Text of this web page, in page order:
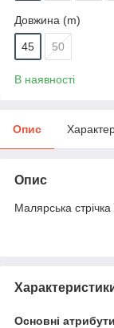
Довжина (m)
45 50
В наявності
Опис
Опис
Малярська
Основні атрибути